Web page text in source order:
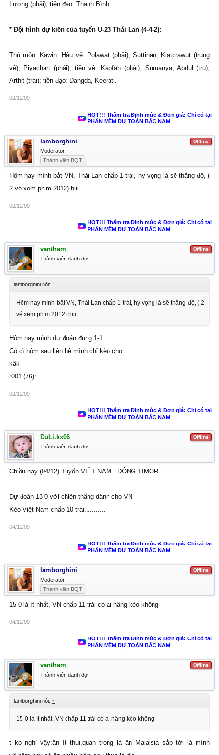
Lương (phải); tiền đạo: Thanh Bình.
* Đội hình dự kiến của tuyển U-23 Thái Lan (4-4-2):
Thủ môn: Kawin. Hậu vệ: Polawat (phải), Suttinan, Kiatprawut (trung
vệ), Piyachart (phải); tiền vệ: Kabfah (phải), Sumanya, Abdul (trụ),
Arthit (trái); tiền đạo: Dangda, Keerati.
02/12/09
HOT!!! Thẩm tra Định mức & Đơn giá: Chỉ có tại
PHẦN MỀM DỰ TOÁN BẮC NAM
Offline
lamborghini
Moderator
Thành viên BQT
Hôm nay mình bắt VN, Thái Lan chấp 1 trái, hy vọng là sẽ thắng độ, (
2 vé xem phim 2012) hiii
02/12/09
HOT!!! Thẩm tra Định mức & Đơn giá: Chỉ có tại
PHẦN MỀM DỰ TOÁN BẮC NAM
Offline
vantham
Thành viên danh dự
lamborghini nói: ↑
Hôm nay mình bắt VN, Thái Lan chấp 1 trái, hy vọng là sẽ thắng độ, ( 2
vé xem phim 2012) hiii
Hôm nay mình dự đoán đung:1-1
Có gì hôm sau liên hệ mình chỉ kèo cho
kâk
:001 (76):
02/12/09
HOT!!! Thẩm tra Định mức & Đơn giá: Chỉ có tại
PHẦN MỀM DỰ TOÁN BẮC NAM
Offline
DuLi.kx06
Thành viên danh dự
Chiều nay (04/12) Tuyển VIỆT NAM - ĐÔNG TIMOR
Dự đoán 13-0 với chiến thắng dành cho VN
Kèo Việt Nam chấp 10 trái...........
04/12/09
HOT!!! Thẩm tra Định mức & Đơn giá: Chỉ có tại
PHẦN MỀM DỰ TOÁN BẮC NAM
Offline
lamborghini
Moderator
Thành viên BQT
15-0 là ít nhất, VN chấp 11 trái có ai nâng kèo không
04/12/09
HOT!!! Thẩm tra Định mức & Đơn giá: Chỉ có tại
PHẦN MỀM DỰ TOÁN BẮC NAM
Offline
vantham
Thành viên danh dự
lamborghini nói: ↑
15-0 là ít nhất, VN chấp 11 trái có ai nâng kèo không
t ko nghỉ vậy:ăn ít thui,quan trọng là ăn Malaisia sắp tới là mình